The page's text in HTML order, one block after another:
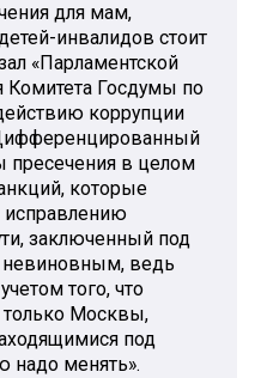
для мам,
инвалидов стоит
«Парламентской
Комитета Госдумы по
коррупции
пресечения в целом
которые
исправлению
заключенный под
невиновным, ведь
того, что
Москвы,
под
надо менять».